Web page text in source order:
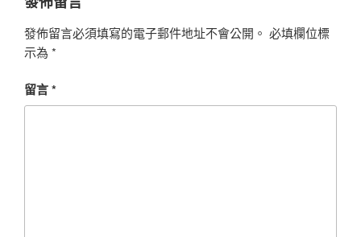
發佈留言必須填寫的電子郵件地址不會公開。 必填欄位標
示為 *
留言*